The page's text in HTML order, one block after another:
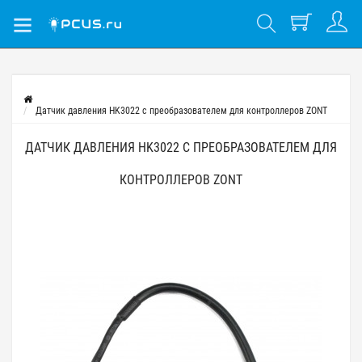
Датчик давления HK3022 с преобразователем для контроллеров ZONT
ДАТЧИК ДАВЛЕНИЯ HK3022 С ПРЕОБРАЗОВАТЕЛЕМ ДЛЯ
КОНТРОЛЛЕРОВ ZONT